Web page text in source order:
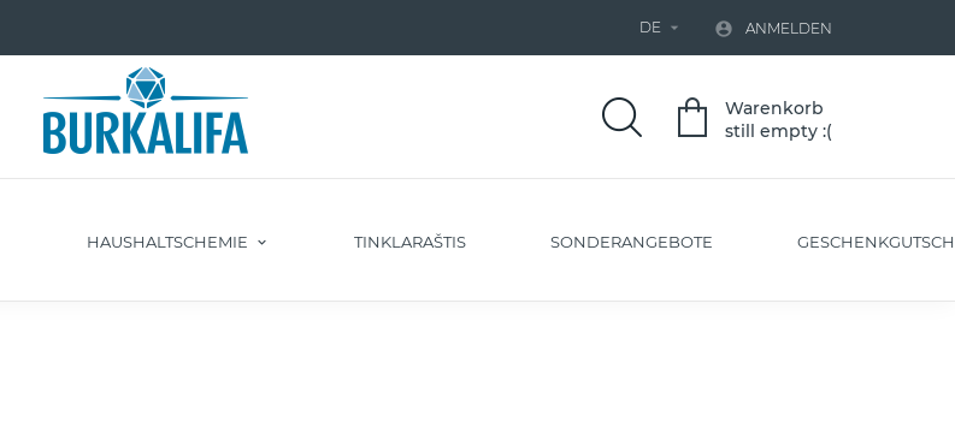
DE   ANMELDEN
Warenkorb
still empty :(
HAUSHALTSCHEMIE TINKLARAŠTIS SONDERANGEBOTE